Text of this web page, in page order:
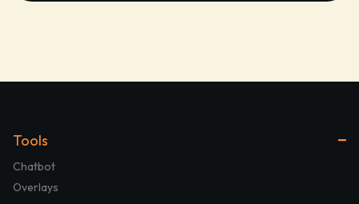
Tools
Chatbot
Overlays